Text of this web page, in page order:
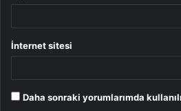
İnternet sitesi
Daha sonraki yorumlarımda